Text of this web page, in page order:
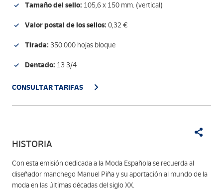
Tamaño del sello: 105,6 x 150 mm. (vertical)
Valor postal de los sellos: 0,32 €
Tirada: 350.000 hojas bloque
Dentado: 13 3/4
CONSULTAR TARIFAS
HISTORIA
Con esta emisión dedicada a la Moda Española se recuerda al
diseñador manchego Manuel Piña y su aportación al mundo de la
moda en las últimas décadas del siglo XX.